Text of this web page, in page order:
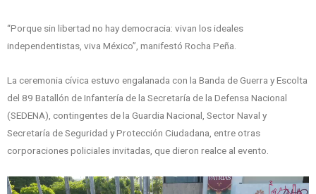
“Porque sin libertad no hay democracia: vivan los ideales
independentistas, viva México”, manifestó Rocha Peña.
La ceremonia cívica estuvo engalanada con la Banda de Guerra y Escolta
del 89 Batallón de Infantería de la Secretaría de la Defensa Nacional
(SEDENA), contingentes de la Guardia Nacional, Sector Naval y
Secretaría de Seguridad y Protección Ciudadana, entre otras
corporaciones policiales invitadas, que dieron realce al evento.
Reproductor